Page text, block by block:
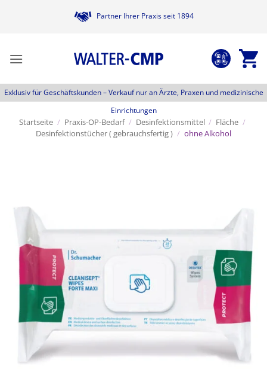
Partner Ihrer Praxis seit 1894
Exklusiv für Geschäftskunden –Verkauf nur an Ärzte, Praxen und medizinische
Einrichtungen
Startseite / Praxis-OP-Bedarf / Desinfektionsmittel / Fläche /
Desinfektionstücher ( gebrauchsfertig ) / ohne Alkohol